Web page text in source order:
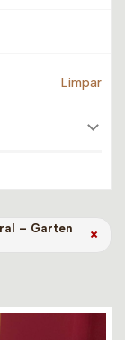
Limpar
– Garten
×